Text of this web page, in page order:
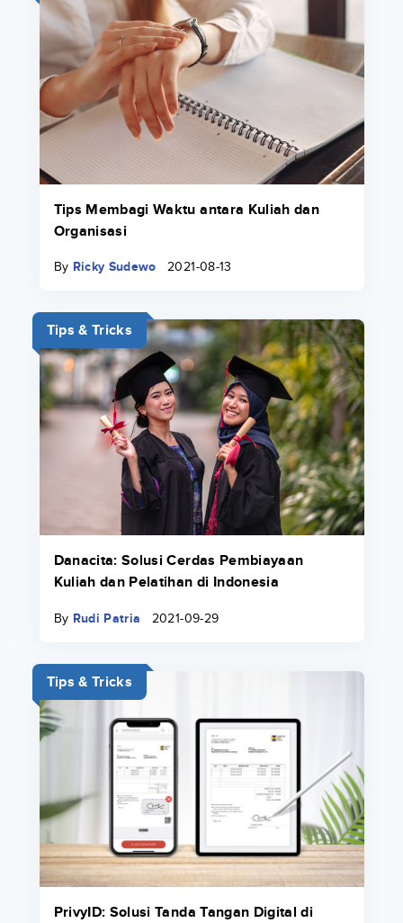
Tips Membagi Waktu antara Kuliah dan
Organisasi
By Ricky Sudewo 2021-08-13
Tips & Tricks
Danacita: Solusi Cerdas Pembiayaan
Kuliah dan Pelatihan di Indonesia
By Rudi Patria 2021-09-29
Tips & Tricks
PrivyID: Solusi Tanda Tangan Digital di